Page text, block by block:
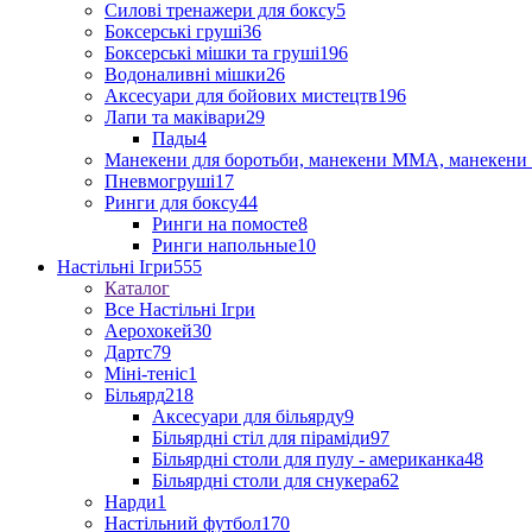
Силові тренажери для боксу5
Боксерські груші36
Боксерські мішки та груші196
Водоналивні мішки26
Аксесуари для бойових мистецтв196
Лапи та маківари29
Пады4
Манекени для боротьби, манекени ММА, манекени
Пневмогруші17
Ринги для боксу44
Ринги на помосте8
Ринги напольные10
Настільні Ігри555
Каталог
Все Настільні Ігри
Аерохокей30
Дартс79
Міні-теніс1
Більярд218
Аксесуари для більярду9
Більярдні стіл для піраміди97
Більярдні столи для пулу - американка48
Більярдні столи для снукера62
Нарди1
Настільний футбол170